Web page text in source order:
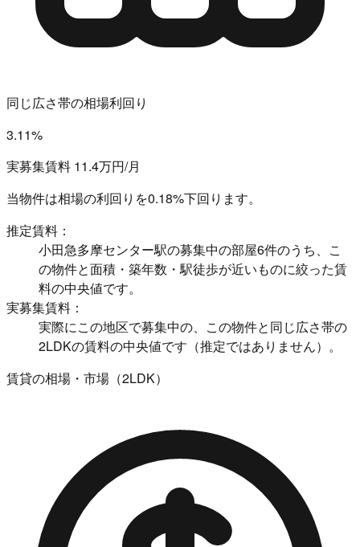
同じ広さ帯の相場利回り
3.11%
実募集賃料 11.4万円/月
当物件は相場の利回りを0.18%下回ります。
推定賃料：
小田急多摩センター駅の募集中の部屋6件のうち、こ
の物件と面積・築年数・駅徒歩が近いものに絞った賃
料の中央値です。
実募集賃料：
実際にこの地区で募集中の、この物件と同じ広さ帯の
2LDKの賃料の中央値です（推定ではありません）。
賃貸の相場・市場（2LDK）